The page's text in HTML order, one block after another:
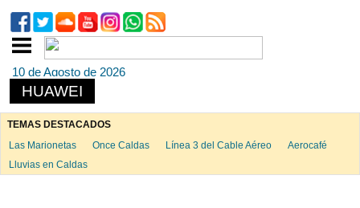
10 de Agosto de 2026
HUAWEI
TEMAS DESTACADOS
Las Marionetas
Once Caldas Línea 3 del Cable Aéreo
Aerocafé
Lluvias en Caldas